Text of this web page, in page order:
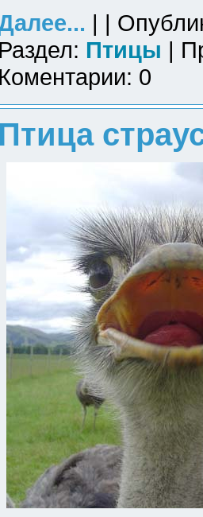
| |
Раздел: Птицы |
Коментарии: 0
Птица